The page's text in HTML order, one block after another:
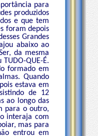
para
produzidos
e que tem
foram depois
Grandes
abaixo ao
da mesma
QUE-É.
formado em
Quando
estava em
de 12
ao longo das
para o outro,
interaja com
mas para
entrou em